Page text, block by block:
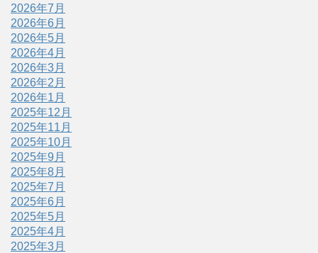
2026年7月
2026年6月
2026年5月
2026年4月
2026年3月
2026年2月
2026年1月
2025年12月
2025年11月
2025年10月
2025年9月
2025年8月
2025年7月
2025年6月
2025年5月
2025年4月
2025年3月